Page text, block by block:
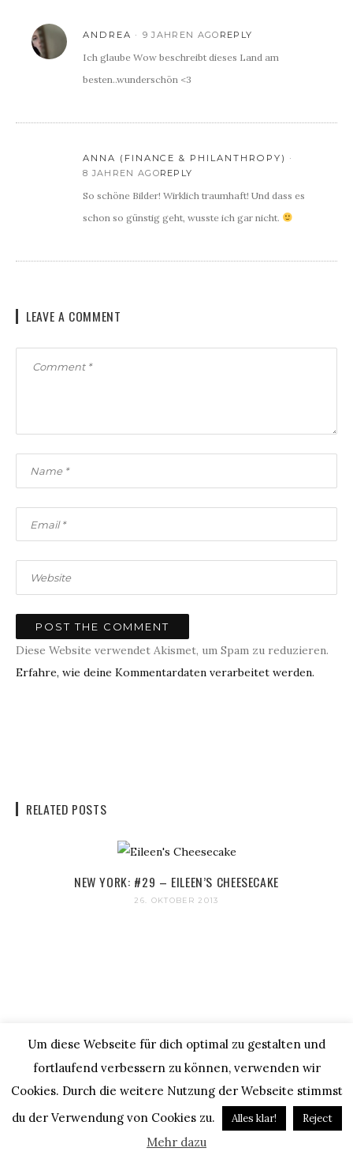
ANDREA 9 JAHREN AGO REPLY
Ich glaube Wow beschreibt dieses Land am
besten..wunderschön <3
ANNA (FINANCE & PHILANTHROPY)
8 JAHREN AGOREPLY
So schöne Bilder! Wirklich traumhaft! Und dass es
schon so günstig geht, wusste ich gar nicht.
LEAVE A COMMENT
Diese Website verwendet Akismet, um Spam zu reduzieren.
Erfahre, wie deine Kommentardaten verarbeitet werden.
RELATED POSTS
NEW YORK: #29 – EILEEN’S CHEESECAKE
26. OKTOBER 2013
NEW YORK: #80 – MEIN LEBEN IN NYC / 6. MONAT
FOODIE GUIDE TO ADELAIDE & TASTING AUSTRALIA
Um diese Webseite für dich optimal zu gestalten und
fortlaufend verbessern zu können, verwenden wir
Cookies. Durch die weitere Nutzung der Webseite stimmst
du der Verwendung von Cookies zu.
Alles klar! Reject
Mehr dazu